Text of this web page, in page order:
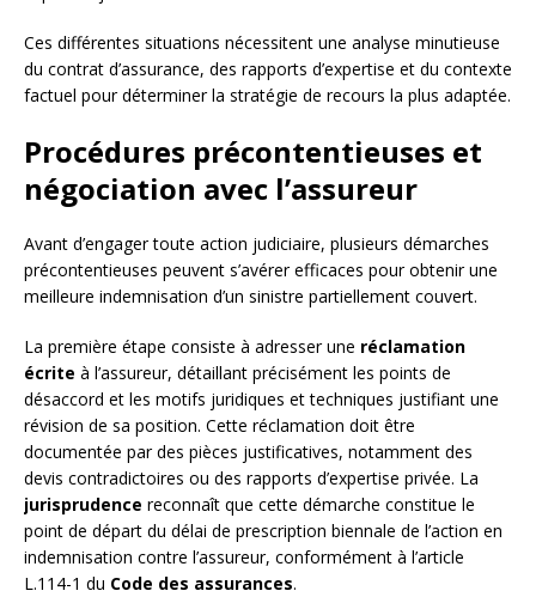
Ces différentes situations nécessitent une analyse minutieuse
du contrat d’assurance, des rapports d’expertise et du contexte
factuel pour déterminer la stratégie de recours la plus adaptée.
Procédures précontentieuses et
négociation avec l’assureur
Avant d’engager toute action judiciaire, plusieurs démarches
précontentieuses peuvent s’avérer efficaces pour obtenir une
meilleure indemnisation d’un sinistre partiellement couvert.
La première étape consiste à adresser une réclamation
écrite à l’assureur, détaillant précisément les points de
désaccord et les motifs juridiques et techniques justifiant une
révision de sa position. Cette réclamation doit être
documentée par des pièces justificatives, notamment des
devis contradictoires ou des rapports d’expertise privée. La
jurisprudence reconnaît que cette démarche constitue le
point de départ du délai de prescription biennale de l’action en
indemnisation contre l’assureur, conformément à l’article
L.114-1 du Code des assurances.